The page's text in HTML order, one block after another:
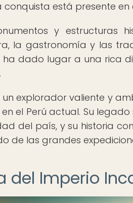
conquista está presente
y estructuras
la gastronomía y las
dado lugar a una rica
un explorador valiente y
el Perú actual. Su
del país, y su historia
de las grandes
del Imperio